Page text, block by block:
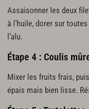
Assaisonner les deux
à l’huile, dorer sur
l’alu.
Étape 4 : Coulis
Mixer les fruits frais,
épais mais bien lisse.